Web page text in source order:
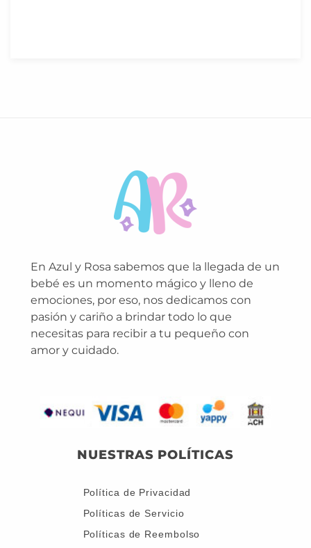
En Azul y Rosa sabemos que la llegada de un
bebé es un momento mágico y lleno de
emociones, por eso, nos dedicamos con
pasión y cariño a brindar todo lo que
necesitas para recibir a tu pequeño con
amor y cuidado.
NUESTRAS POLÍTICAS
Política de Privacidad
Políticas de Servicio
Políticas de Reembolso